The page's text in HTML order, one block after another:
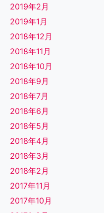
2019年2月
2019年1月
2018年12月
2018年11月
2018年10月
2018年9月
2018年7月
2018年6月
2018年5月
2018年4月
2018年3月
2018年2月
2017年11月
2017年10月